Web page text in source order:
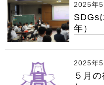
2025年5
SDGs
年）
2025年5
５月